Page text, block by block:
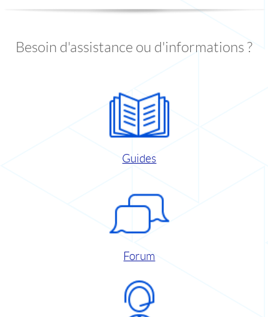
Besoin d'assistance ou d'informations ?
Guides
Forum